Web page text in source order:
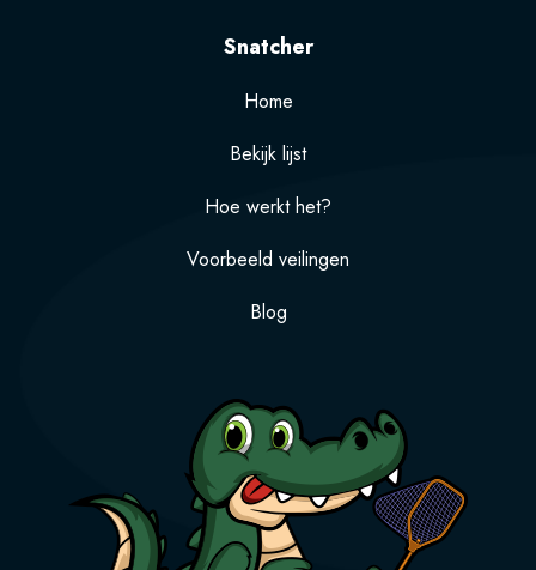
Snatcher
Home
Bekijk lijst
Hoe werkt het?
Voorbeeld veilingen
Blog